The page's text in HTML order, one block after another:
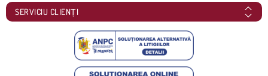
SERVICIU CLIENȚI